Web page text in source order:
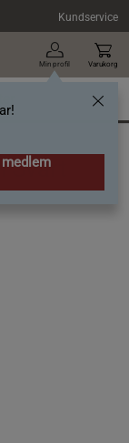
Kundservice
Min profil Varukorg